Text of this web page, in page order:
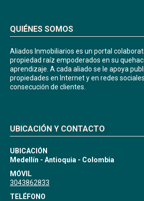
QUIÉNES SOMOS
Aliados Inmobiliarios es un portal
propiedad raíz empoderados en su
aprendizaje. A cada aliado se le apoya
propiedades en Internet y en redes
consecución de clientes.
UBICACIÓN Y CONTACTO
UBICACIÓN
Medellín - Antioquia - Colombia
MÓVIL
3043862833
TELÉFONO